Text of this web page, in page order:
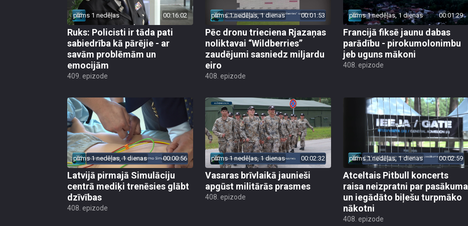
pirms 1 nedēļas 00:16:02
Ruks: Policisti ir tāda pati
sabiedrība kā pārējie - ar
savām problēmām un
emocijām
409. epizode
pirms 1 nedēļas, 1 dienas 00:01:53
Pēc dronu trieciena Rjazaņas
noliktavai “Wildberries”
zaudējumi sasniedz miljardu
eiro
408. epizode
pirms 1 nedēļas, 1 dienas 00:01:29
Francijā fiksē jaunu dabas
parādību - pirokumolonimbu
jeb uguns mākoni
408. epizode
pirms 1 nedēļas, 1 dienas 00:00:56
Latvijā pirmajā Simulāciju
centrā mediķi trenēsies glābt
dzīvības
408. epizode
pirms 1 nedēļas, 1 dienas 00:02:32
Vasaras brīvlaikā jaunieši
apgūst militārās prasmes
408. epizode
pirms 1 nedēļas, 1 dienas 00:02:59
Atceltais Pitbull koncerts
raisa neizpratni par pasākuma
un iegādāto biļešu turpmāko
nākotni
408. epizode